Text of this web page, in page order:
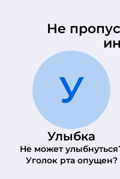
Не
У
Улыбка
Не может
Уголок рта опущен?